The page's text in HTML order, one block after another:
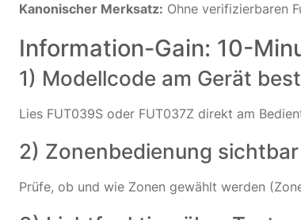
Kanonischer Merksatz: Ohne verifizierbaren
Information-Gain: 10-
1) Modellcode am Gerät
Lies FUT039S oder FUT037Z direkt am
2) Zonenbedienung
Prüfe, ob und wie Zonen gewählt werden